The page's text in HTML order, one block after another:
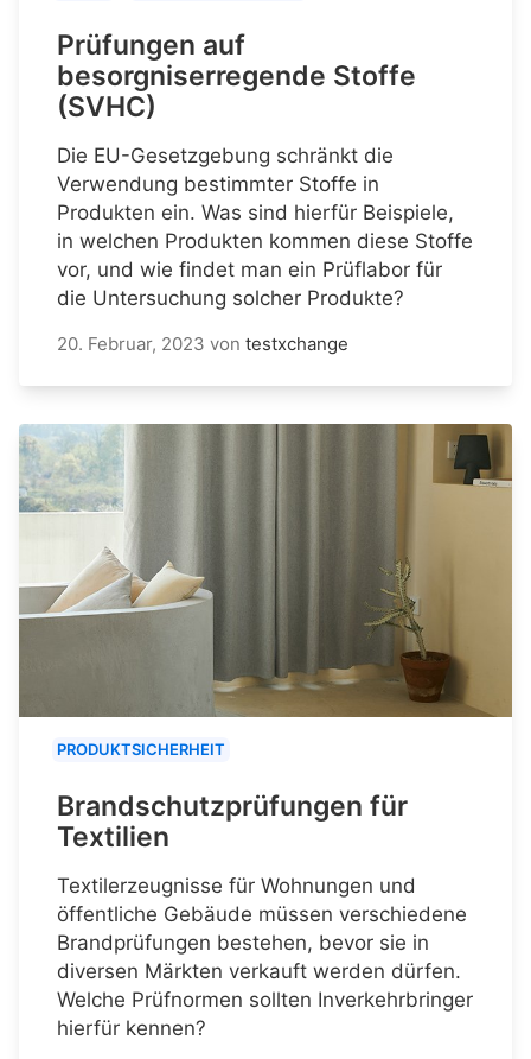
Prüfungen auf
besorgniserregende Stoffe
(SVHC)
Die EU-Gesetzgebung schränkt die
Verwendung bestimmter Stoffe in
Produkten ein. Was sind hierfür Beispiele,
in welchen Produkten kommen diese Stoffe
vor, und wie findet man ein Prüflabor für
die Untersuchung solcher Produkte?
20. Februar, 2023 von testxchange
PRODUKTSICHERHEIT
Brandschutzprüfungen für
Textilien
Textilerzeugnisse für Wohnungen und
öffentliche Gebäude müssen verschiedene
Brandprüfungen bestehen, bevor sie in
diversen Märkten verkauft werden dürfen.
Welche Prüfnormen sollten Inverkehrbringer
hierfür kennen?